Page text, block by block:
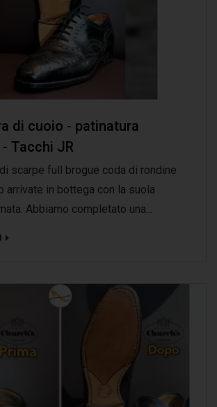
di cuoio - patinatura
Tacchi JR
scarpe full brogue coda di rondine
arrivate in bottega con la suola
Abbiamo completato una...